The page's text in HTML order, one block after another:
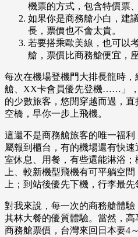
機票的方式，包含特價票
如果你是商務艙小白，建
長，票價也不會太貴。
若要搭乘歐美線，也可以
艙，票價比商務艙便宜，
每次在機場登機門大排長龍時
艙、XX卡會員優先登機……」
的少數旅客，悠閒穿越而過，
空橋，早你一步上飛機。
這還不是商務艙旅客的唯一福
屬報到櫃台，有的機場還有快
室休息、用餐，有些還能淋浴
上、較新機型飛機有可平躺空
上；到站後優先下機，行李最先
對我來說，每一次的商務艙體
其林大餐的優質體驗。當然，
商務艙票價，台灣來回日本要4